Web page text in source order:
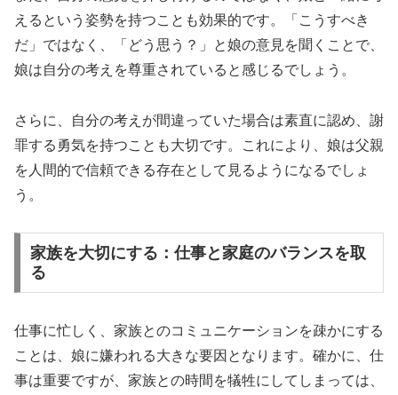
えるという姿勢を持つことも効果的です。「こうすべき
だ」ではなく、「どう思う？」と娘の意見を聞くことで、
娘は自分の考えを尊重されていると感じるでしょう。
さらに、自分の考えが間違っていた場合は素直に認め、謝
罪する勇気を持つことも大切です。これにより、娘は父親
を人間的で信頼できる存在として見るようになるでしょ
う。
家族を大切にする：仕事と家庭のバランスを取
る
仕事に忙しく、家族とのコミュニケーションを疎かにする
ことは、娘に嫌われる大きな要因となります。確かに、仕
事は重要ですが、家族との時間を犠牲にしてしまっては、